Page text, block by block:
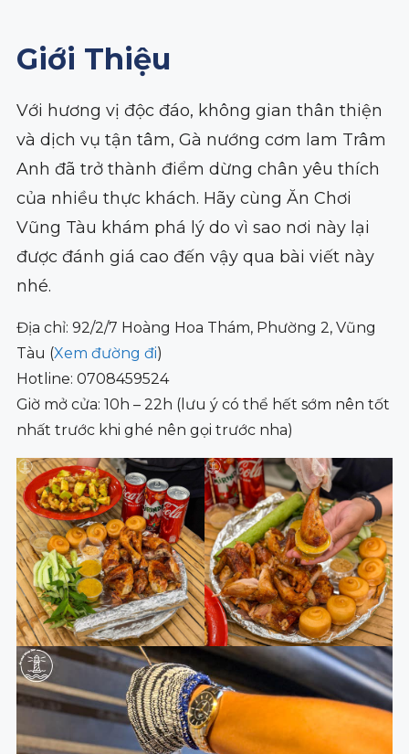
Giới Thiệu
Với hương vị độc đáo, không gian thân thiện
và dịch vụ tận tâm, Gà nướng cơm lam Trâm
Anh đã trở thành điểm dừng chân yêu thích
của nhiều thực khách. Hãy cùng Ăn Chơi
Vũng Tàu khám phá lý do vì sao nơi này lại
được đánh giá cao đến vậy qua bài viết này
nhé.
Địa chỉ: 92/2/7 Hoàng Hoa Thám, Phường 2, Vũng
Tàu (Xem đường đi)
Hotline: 0708459524
Giờ mở cửa: 10h – 22h (lưu ý có thể hết sớm nên tốt
nhất trước khi ghé nên gọi trước nha)